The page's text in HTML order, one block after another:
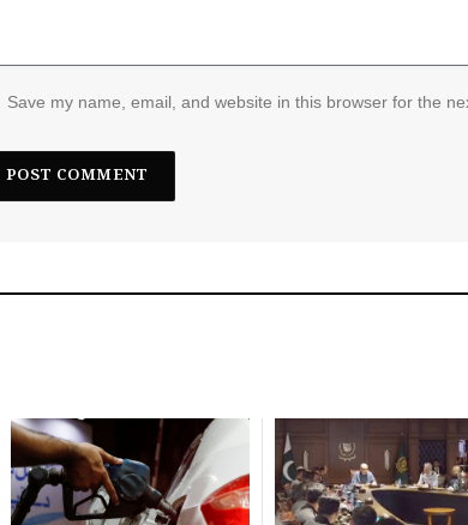
Save my name, email, and website in this browser for the